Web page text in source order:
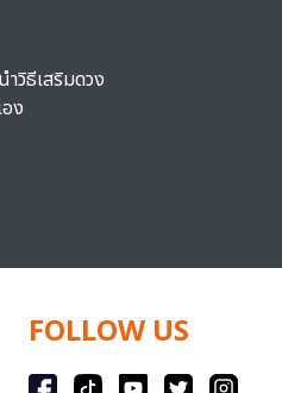
วิธีเสริมดวง
ง
FOLLOW US